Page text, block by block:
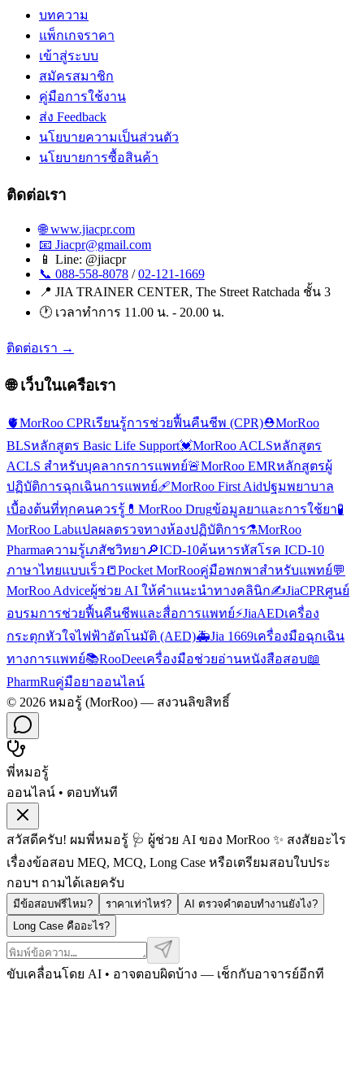
บทความ
แพ็กเกจราคา
เข้าสู่ระบบ
สมัครสมาชิก
คู่มือการใช้งาน
ส่ง Feedback
นโยบายความเป็นส่วนตัว
นโยบายการซื้อสินค้า
ติดต่อเรา
🌐 www.jiacpr.com
📧 Jiacpr@gmail.com
📱 Line: @jiacpr
📞 088-558-8078 /02-121-1669
📍 JIA TRAINER CENTER, The Street Ratchada ชั้น 3
🕐 เวลาทำการ 11.00 น. - 20.00 น.
ติดต่อเรา →
🌐 เว็บในเครือเรา
🫀MorRoo CPRเรียนรู้การช่วยฟื้นคืนชีพ (CPR)⛑️MorRoo
BLSหลักสูตร Basic Life Support💓MorRoo ACLSหลักสูตร
ACLS สำหรับบุคลากรการแพทย์🚨MorRoo EMRหลักสูตรผู้
ปฏิบัติการฉุกเฉินการแพทย์🩹MorRoo First Aidปฐมพยาบาล
เบื้องต้นที่ทุกคนควรรู้ 💊 MorRoo Drugข้อมูลยาและการใช้ยา🧪
MorRoo Labแปลผลตรวจทางห้องปฏิบัติการ⚗️MorRoo
Pharmaความรู้เภสัชวิทยา🔎ICD-10ค้นหารหัสโรค ICD-10
ภาษาไทยแบบเร็ว 📒Pocket MorRooคู่มือพกพาสำหรับแพทย์💬
MorRoo Adviceผู้ช่วย AI ให้คำแนะนำทางคลินิก✍️JiaCPRศูนย์
อบรมการช่วยฟื้นคืนชีพและสื่อการแพทย์⚡JiaAEDเครื่อง
กระตุกหัวใจไฟฟ้าอัตโนมัติ (AED)🚑Jia 1669เครื่องมือฉุกเฉิน
ทางการแพทย์📚RooDeeเครื่องมือช่วยอ่านหนังสือสอบ📖
PharmRuคู่มือยาออนไลน์
© 2026 หมอรู้ (MorRoo) — สงวนลิขสิทธิ์
พี่หมอรู้
ออนไลน์ • ตอบทันที
สวัสดีครับ! ผมพี่หมอรู้ 🩺 ผู้ช่วย AI ของ MorRoo ✨ สงสัยอะไร
เรื่องข้อสอบ MEQ, MCQ, Long Case หรือเตรียมสอบใบประ
กอบฯ ถามได้เลยครับ
มีข้อสอบฟรีไหม? ราคาเท่าไหร่?
AI ตรวจคำตอบทำงานยังไง?
Long Case คืออะไร?
ขับเคลื่อนโดย AI • อาจตอบผิดบ้าง — เช็กกับอาจารย์อีกที